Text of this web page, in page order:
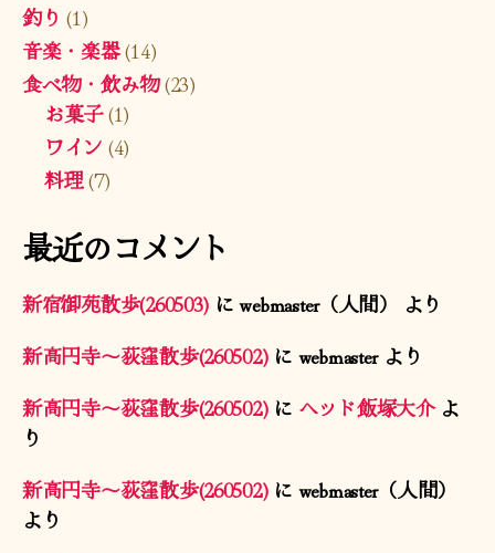
釣り (1)
音楽・楽器(14)
食べ物・飲み物(23)
お菓子(1)
ワイン (4)
料理(7)
最近のコメント
新宿御苑散歩(260503) にwebmaster（人間）
より
新高円寺〜荻窪散歩(260502)に webmasterより
新高円寺〜荻窪散歩(260502)に ヘッド飯塚大介よ
り
新高円寺〜荻窪散歩(260502)に webmaster（人間）
より